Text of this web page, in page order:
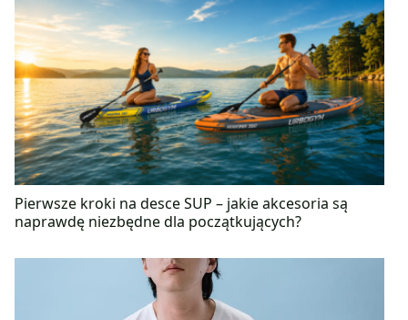
Pierwsze kroki na desce SUP – jakie akcesoria są
naprawdę niezbędne dla początkujących?